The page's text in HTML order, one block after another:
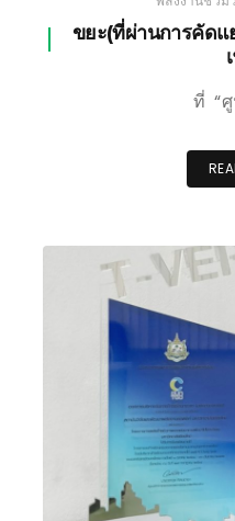
ขยะ(ที่ผ่านการคัดแ
ที่ “